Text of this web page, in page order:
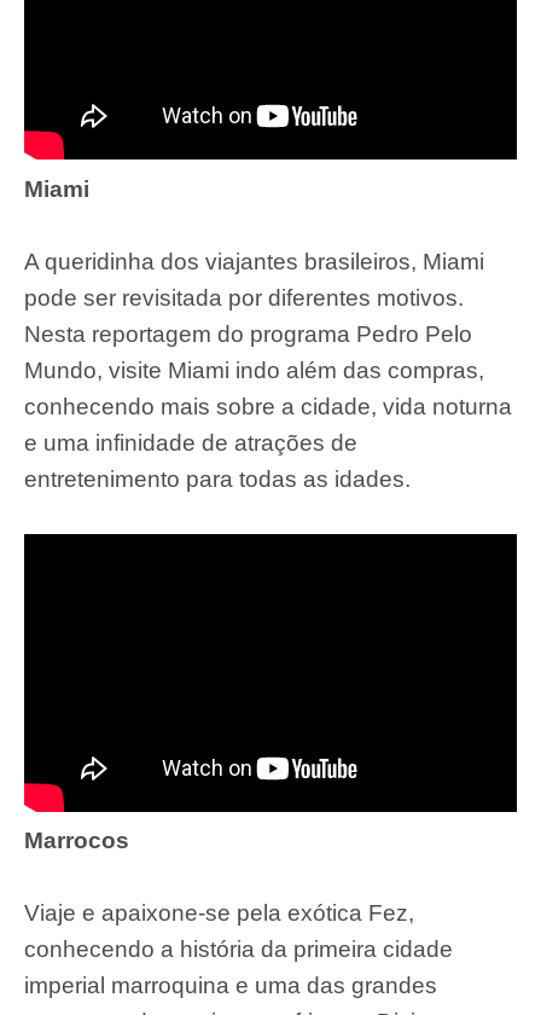
Miami
A queridinha dos viajantes brasileiros, Miami
pode ser revisitada por diferentes motivos.
Nesta reportagem do programa Pedro Pelo
Mundo, visite Miami indo além das compras,
conhecendo mais sobre a cidade, vida noturna
e uma infinidade de atrações de
entretenimento para todas as idades.
Marrocos
Viaje e apaixone-se pela exótica Fez,
conhecendo a história da primeira cidade
imperial marroquina e uma das grandes